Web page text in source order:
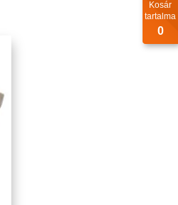
Kosár
tartalma
0